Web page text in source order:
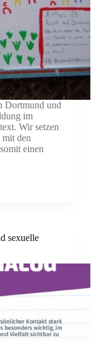
Dortmund und
im
Wir setzen
mit den
einen
sexuelle